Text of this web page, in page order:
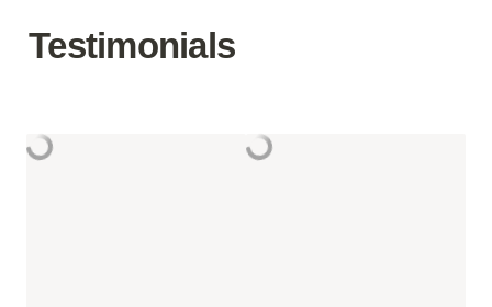
Testimonials